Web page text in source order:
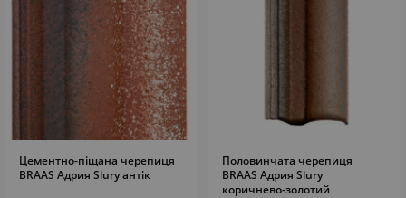
ДЕТАЛЬНІШЕ
Цементно-піщана черепиця
BRAAS Адрия Slury антік
ДЕТАЛЬНІШЕ
Половинчата черепиця
BRAAS Адрия Slury
коричнево-золотий